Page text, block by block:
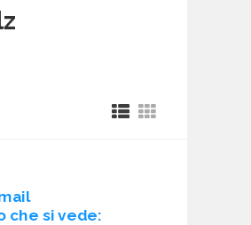
che si vede: